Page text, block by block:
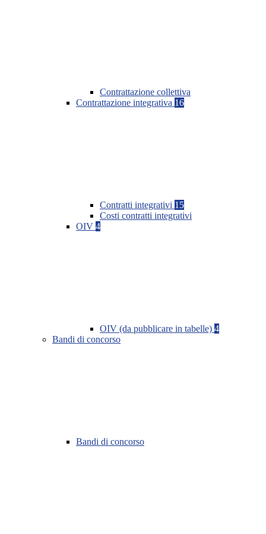
Contrattazione collettiva
Contrattazione integrativa 16
Contratti integrativi 15
Costi contratti integrativi
OIV 4
OIV (da pubblicare in tabelle) 4
Bandi di concorso
Bandi di concorso